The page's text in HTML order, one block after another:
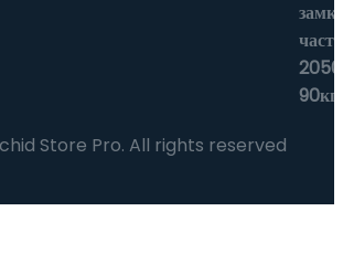
Store Pro. All rights reserved